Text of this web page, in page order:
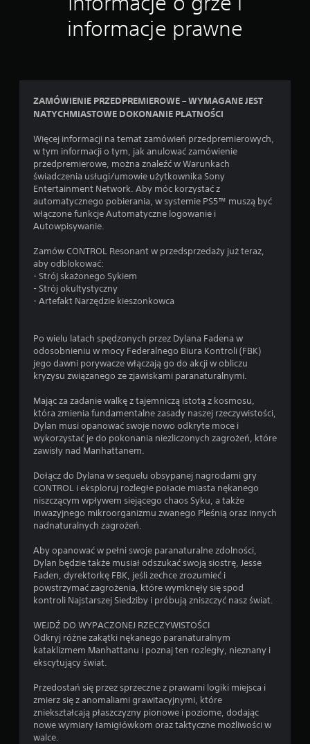
ł
a
t
e
b
y
o
j
e
o
d
c
z
y
a
ć
.
n
e
u
n
ó
w
d
r
ą
ż
k
w
(
p
o
t
a
w
o
w
e
)
D
o
t
ę
p
n
e
ą
p
e
w
n
o
p
c
j
o
d
w
r
d
c
z
z
g
y
w
k
i
l
u
b
p
r
z
e
r
y
w
k
ó
w
f
l
m
o
w
y
h
(
t
y
l
o
p
o
d
c
z
a
s
g
r
a
n
i
a
o
informacje prawne
ZAMÓWIENIE PRZEDPREMIEROWE – WYMAGANE JEST
NATYCHMIASTOWE DOKONANIE PŁATNOŚCI
Więcej informacji na temat zamówień przedpremierowych,
w tym informacji o tym, jak anulować zamówienie
przedpremierowe, można znaleźć w Warunkach
świadczenia usługi/umowie użytkownika Sony
Entertainment Network. Aby móc korzystać z
automatycznego pobierania, w systemie PS5™ muszą być
włączone funkcje Automatyczne logowanie i
Autowpisywanie.
Zamów CONTROL Resonant w przedsprzedaży już teraz,
aby odblokować:
- Strój skażonego Sykiem
- Strój okultystyczny
- Artefakt Narzędzie kieszonkowca
Po wielu latach spędzonych przez Dylana Fadena w
odosobnieniu w mocy Federalnego Biura Kontroli (FBK)
jego dawni porywacze włączają go do akcji w obliczu
kryzysu związanego ze zjawiskami paranaturalnymi.
Mając za zadanie walkę z tajemniczą istotą z kosmosu,
która zmienia fundamentalne zasady naszej rzeczywistości,
Dylan musi opanować swoje nowo odkryte moce i
wykorzystać je do pokonania niezliczonych zagrożeń, które
zawisły nad Manhattanem.
Dołącz do Dylana w sequelu obsypanej nagrodami gry
CONTROL i eksploruj rozległe połacie miasta nękanego
niszczącym wpływem siejącego chaos Syku, a także
inwazyjnego mikroorganizmu zwanego Pleśnią oraz innych
nadnaturalnych zagrożeń.
Aby opanować w pełni swoje paranaturalne zdolności,
Dylan będzie także musiał odszukać swoją siostrę, Jesse
Faden, dyrektorkę FBK, jeśli zechce zrozumieć i
powstrzymać zagrożenia, które wymknęły się spod
kontroli Najstarszej Siedziby i próbują zniszczyć nasz świat.
WEJDŹ DO WYPACZONEJ RZECZYWISTOŚCI
Odkryj różne zakątki nękanego paranaturalnym
kataklizmem Manhattanu i poznaj ten rozległy, nieznany i
ekscytujący świat.
Przedostań się przez sprzeczne z prawami logiki miejsca i
zmierz się z anomaliami grawitacyjnymi, które
zniekształcają płaszczyzny pionowe i poziome, dodając
nowe wymiary łamigłówkom oraz taktyczne możliwości w
walce.